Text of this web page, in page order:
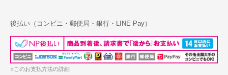
後払い（コンビニ・郵便局・銀行・LINE Pay）
○このお支払方法の詳細